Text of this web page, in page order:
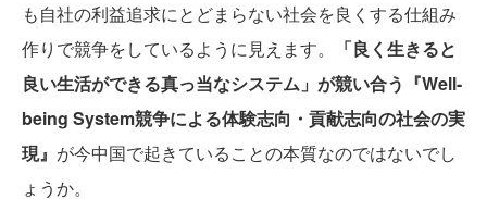
も自社の利益追求にとどまらない社会を良くする仕組み
作りで競争をしているように見えます。
「良く生きると
良い生活ができる真っ当なシステム」が競い合う『Well-
being System競争による体験志向・貢献志向の社会の実
現』 が今中国で起きていることの本質なのではないでし
ょうか。